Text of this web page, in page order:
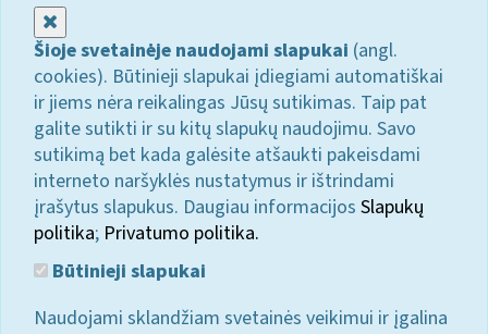
Šioje svetainėje naudojami slapukai (angl.
cookies). Būtinieji slapukai įdiegiami automatiškai
ir jiems nėra reikalingas Jūsų sutikimas. Taip pat
galite sutikti ir su kitų slapukų naudojimu. Savo
sutikimą bet kada galėsite atšaukti pakeisdami
interneto naršyklės nustatymus ir ištrindami
įrašytus slapukus. Daugiau informacijos Slapukų
politika; Privatumo politika.
Būtinieji slapukai
Naudojami sklandžiam svetainės veikimui ir įgalina